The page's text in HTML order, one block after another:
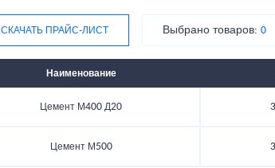
СКАЧАТЬ ПРАЙС-ЛИСТ Выбрано товаров: 0
Наименование
Цемент М400 Д20
Цемент М500